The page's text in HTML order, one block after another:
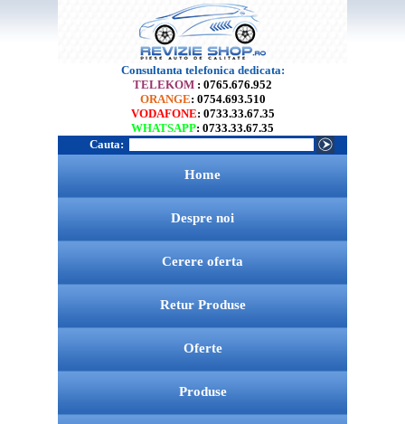
Consultanta telefonica dedicata:
TELEKOM : 0765.676.952
ORANGE: 0754.693.510
VODAFONE: 0733.33.67.35
WHATSAPP: 0733.33.67.35
Cauta:
Home
Despre noi
Cerere oferta
Retur Produse
Oferte
Produse